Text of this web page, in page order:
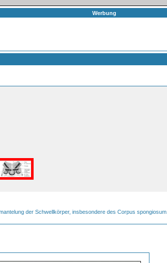
Werbung
der Schwellkörper, insbesondere des Corpus spongiosum.